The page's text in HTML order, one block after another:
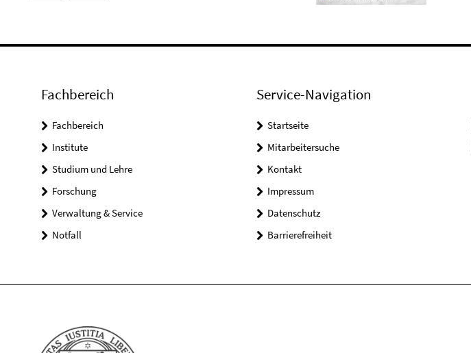
Fachbereich
Fachbereich
Institute
Studium und Lehre
Forschung
Verwaltung & Service
Notfall
Service-Navigation
Startseite
Mitarbeitersuche
Kontakt
Impressum
Datenschutz
Barrierefreiheit